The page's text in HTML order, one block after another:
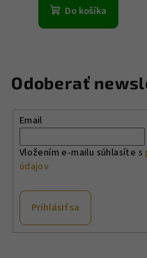
Do košíka
Odoberať
Email
Vložením e-mailu súhlasíte s
údajov
Prihlásiť sa